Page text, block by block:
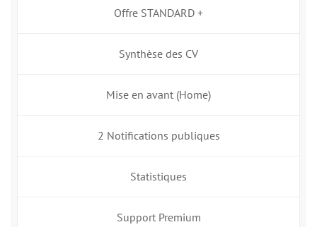
Offre STANDARD +
Synthèse des CV
Mise en avant (Home)
2 Notifications publiques
Statistiques
Support Premium